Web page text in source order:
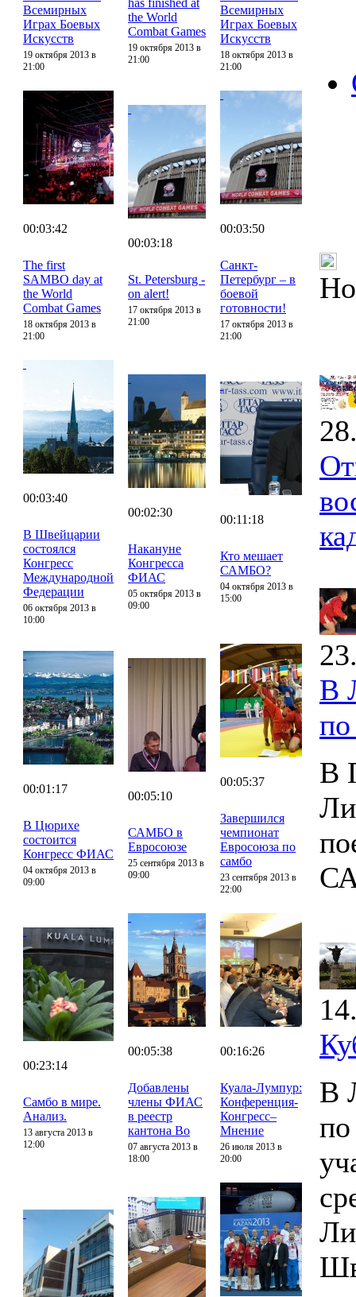
Всемирных
Играх Боевых
Искусств
19 октября 2013 в
21:00
the World
Combat Games
19 октября 2013 в
21:00
Всемирных
Играх Боевых
Искусств
18 октября 2013 в
21:00
00:03:42
The first
SAMBO day at
the World
Combat Games
18 октября 2013 в
21:00
00:03:18
St. Petersburg -
on alert!
17 октября 2013 в
21:00
00:03:50
Санкт-
Петербург – в
боевой
готовности!
17 октября 2013 в
21:00
00:03:40
В Швейцарии
состоялся
Конгресс
Международной
Федерации
06 октября 2013 в
10:00
00:02:30
Накануне
Конгресса
ФИАС
05 октября 2013 в
09:00
00:11:18
Кто мешает
САМБО?
04 октября 2013 в
15:00
00:01:17
В Цюрихе
состоится
Конгресс ФИАС
04 октября 2013 в
09:00
00:05:10
САМБО в
Евросоюзе
25 сентября 2013 в
09:00
00:05:37
Завершился
чемпионат
Евросоюза по
самбо
23 сентября 2013 в
22:00
00:23:14
Самбо в мире.
Анализ.
13 августа 2013 в
12:00
00:05:38
Добавлены
члены ФИАС
в реестр
кантона Во
07 августа 2013 в
18:00
00:16:26
Куала-Лумпур:
Конференция-
Конгресс–
Мнение
26 июля 2013 в
20:00
В
В
В